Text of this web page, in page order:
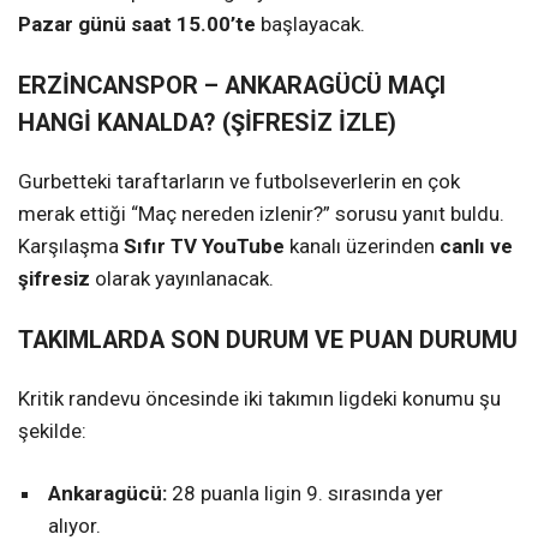
Pazar günü saat 15.00’te başlayacak.
ERZİNCANSPOR – ANKARAGÜCÜ MAÇI
HANGİ KANALDA? (ŞİFRESİZ İZLE)
Gurbetteki taraftarların ve futbolseverlerin en çok
merak ettiği “Maç nereden izlenir?” sorusu yanıt buldu.
Karşılaşma Sıfır TV YouTube kanalı üzerinden canlı ve
şifresiz olarak yayınlanacak.
TAKIMLARDA SON DURUM VE PUAN DURUMU
Kritik randevu öncesinde iki takımın ligdeki konumu şu
şekilde:
Ankaragücü: 28 puanla ligin 9. sırasında yer
alıyor.